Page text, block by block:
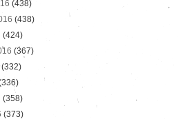
(438)
(438)
(424)
(367)
(332)
(358)
(373)